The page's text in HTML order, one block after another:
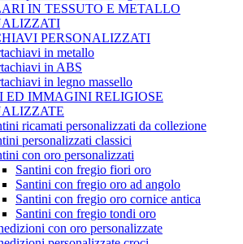
IN TESSUTO E METALLO
PERSONALIZZATI
in metallo
in ABS
in legno massello
ED IMMAGINI RELIGIOSE
ricamati personalizzati da collezione
personalizzati classici
con oro personalizzati
Santini con fregio fiori oro
Santini con fregio oro ad angolo
Santini con fregio oro cornice antica
Santini con fregio tondi oro
con oro personalizzate